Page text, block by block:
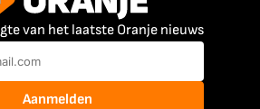
van het laatste Oranje nieuws
Aanmelden